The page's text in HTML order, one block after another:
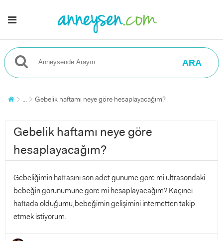
ARA
... Gebelik haftamı neye göre hesaplayacağım?
Gebelik haftamı neye göre
hesaplayacağım?
Gebeliğimin haftasını son adet günüme göre mi ultrasondaki
bebeğin görünümüne göre mi hesaplayacağım? Kaçıncı
haftada olduğumu,bebeğimin gelişimini internetten takip
etmek istiyorum.